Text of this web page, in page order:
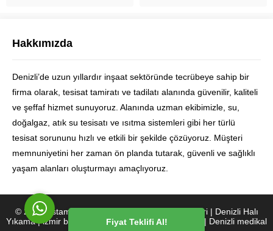
Hakkımızda
Denizli’de uzun yıllardır inşaat sektöründe tecrübeye sahip bir
firma olarak, tesisat tamiratı ve tadilatı alanında güvenilir, kaliteli
ve şeffaf hizmet sunuyoruz. Alanında uzman ekibimizle, su,
doğalgaz, atık su tesisatı ve ısıtma sistemleri gibi her türlü
tesisat sorununu hızlı ve etkili bir şekilde çözüyoruz. Müşteri
memnuniyetini her zaman ön planda tutarak, güvenli ve sağlıklı
yaşam alanları oluşturmayı amaçlıyoruz.
Fiyat Teklifi Al!
© 2025 Ustamdenizli.com | Denizli Usta Hizmetleri| Denizli Halı
Yıkama|izmir burun estetiği|Denizli köpek eğitimi | Denizli medikal
Ustam Denizli
Cevap Yaz